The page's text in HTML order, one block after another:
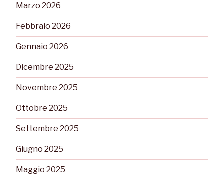
Marzo 2026
Febbraio 2026
Gennaio 2026
Dicembre 2025
Novembre 2025
Ottobre 2025
Settembre 2025
Giugno 2025
Maggio 2025